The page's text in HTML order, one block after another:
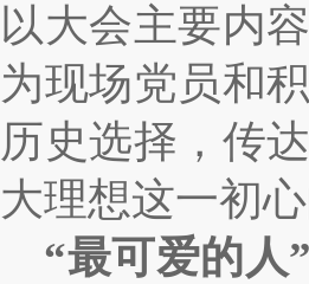
以大会主要内
为现场党员和
历史选择，传
大理想这一初
“最可爱的人”